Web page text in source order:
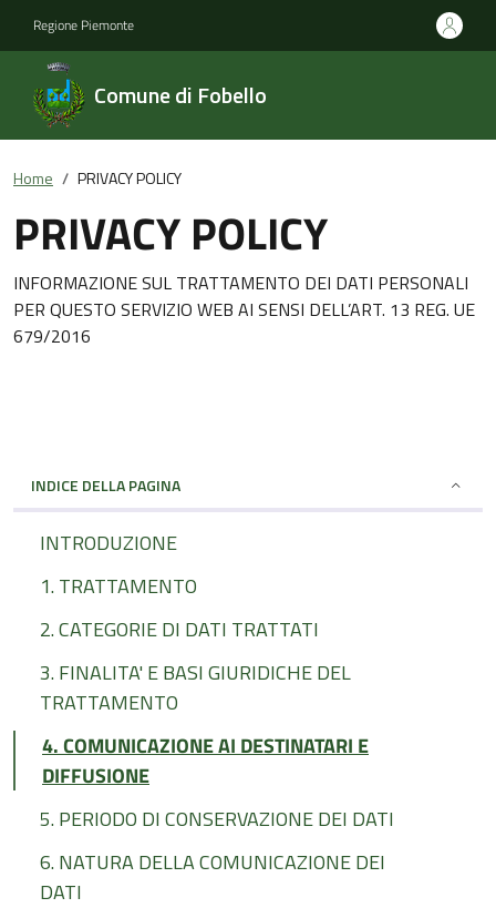
Regione Piemonte
Comune di Fobello
Home PRIVACY POLICY
PRIVACY POLICY
INFORMAZIONE SUL TRATTAMENTO DEI DATI PERSONALI
PER QUESTO SERVIZIO WEB AI SENSI DELL’ART. 13 REG. UE
679/2016
INDICE DELLA PAGINA
INTRODUZIONE
1. TRATTAMENTO
2. CATEGORIE DI DATI TRATTATI
3. FINALITA' E BASI GIURIDICHE DEL
TRATTAMENTO
4. COMUNICAZIONE AI DESTINATARI E
DIFFUSIONE
5. PERIODO DI CONSERVAZIONE DEI DATI
6. NATURA DELLA COMUNICAZIONE DEI
DATI